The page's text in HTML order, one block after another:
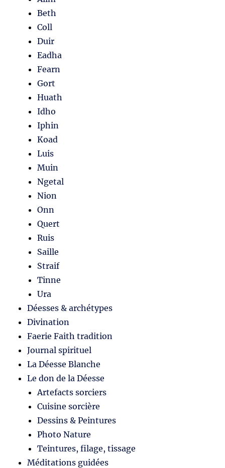
Beth
Coll
Duir
Eadha
Fearn
Gort
Huath
Idho
Iphin
Koad
Luis
Muin
Ngetal
Nion
Onn
Quert
Ruis
Saille
Straif
Tinne
Ura
Déesses & archétypes
Divination
Faerie Faith tradition
Journal spirituel
La Déesse Blanche
Le don de la Déesse
Artefacts sorciers
Cuisine sorcière
Dessins & Peintures
Photo Nature
Teintures, filage, tissage
Méditations guidées